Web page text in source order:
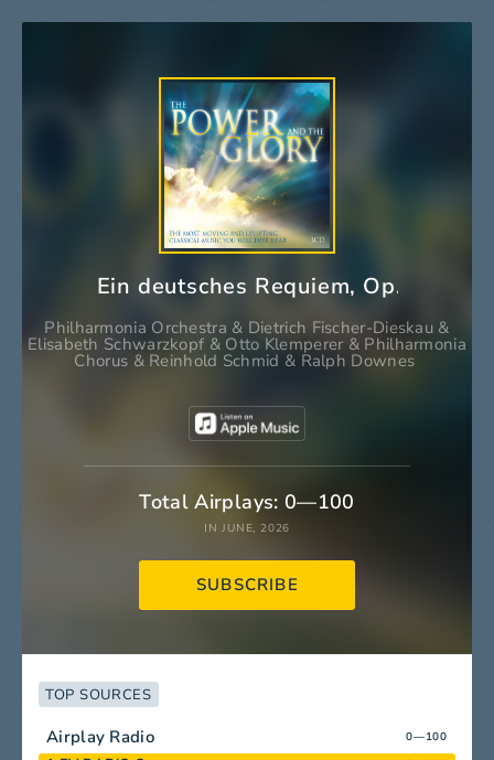
Ein deutsches Requiem, Op. 45: III.
Philharmonia Orchestra & Dietrich Fischer-Dieskau &
Elisabeth Schwarzkopf & Otto Klemperer & Philharmonia
Chorus & Reinhold Schmid & Ralph Downes
Total Airplays: 0—100
IN JUNE, 2026
SUBSCRIBE
TOP SOURCES
Airplay Radio 0—100